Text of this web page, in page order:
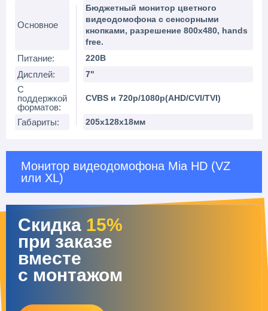
Основное
Бюджетный монитор цветного
видеодомофона с сенсорными
кнопками, разрешение 800х480, hands
free.
Питание: 220В
Дисплей: 7"
С
поддержкой
форматов:
CVBS и 720p/1080p(AHD/CVI/TVI)
Габариты: 205х128х18мм
Монитор видеодомофона Mia HD (VZ
или XL)
Скидка 15%
при заказе
вместе
с монтажом